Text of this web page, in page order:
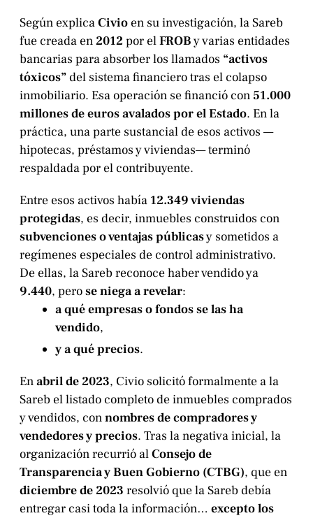
Según explicaCivio en su investigación, la Sareb
fue creada en2012por elFROBy varias entidades
bancarias para absorber los llamados “activos
tóxicos”del sistema financiero tras el colapso
inmobiliario. Esa operación se financió con 51.000
millones de euros avalados por el Estado. En la
práctica, una parte sustancial de esos activos —
hipotecas, préstamos y viviendas— terminó
respaldada por el contribuyente.
Entre esos activos había 12.349 viviendas
protegidas, es decir, inmuebles construidos con
subvenciones o ventajas públicasy sometidos a
regímenes especiales de control administrativo.
De ellas, la Sareb reconoce haber vendido ya
9.440, perose niega a revelar:
a qué empresas o fondos se las ha
vendido,
y a qué precios.
Enabril de 2023, Civio solicitó formalmente a la
Sareb el listado completo de inmuebles comprados
y vendidos, connombres de compradores y
vendedores y precios. Tras la negativa inicial, la
organización recurrió alConsejo de
Transparencia y Buen Gobierno (CTBG), que en
diciembre de 2023 resolvió que la Sareb debía
entregar casi toda la información… excepto los